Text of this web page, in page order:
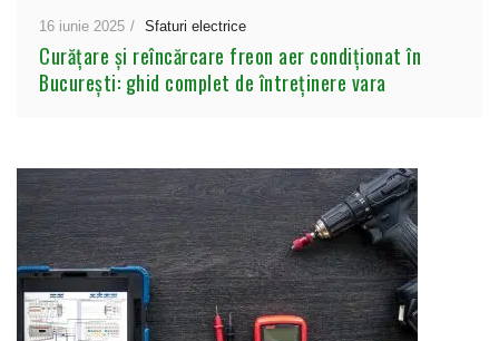
16 iunie 2025 Sfaturi electrice
Curățare și reîncărcare freon aer condiționat în
București: ghid complet de întreținere vara